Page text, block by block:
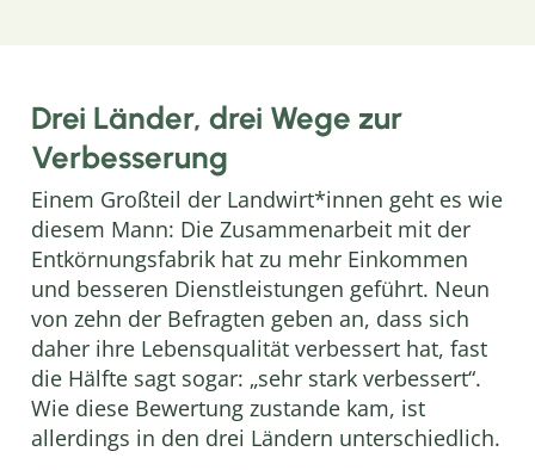
Drei Länder, drei Wege zur
Verbesserung
Einem Großteil der Landwirt*innen geht es wie
diesem Mann: Die Zusammenarbeit mit der
Entkörnungsfabrik hat zu mehr Einkommen
und besseren Dienstleistungen geführt. Neun
von zehn der Befragten geben an, dass sich
daher ihre Lebensqualität verbessert hat, fast
die Hälfte sagt sogar: „sehr stark verbessert“.
Wie diese Bewertung zustande kam, ist
allerdings in den drei Ländern unterschiedlich.